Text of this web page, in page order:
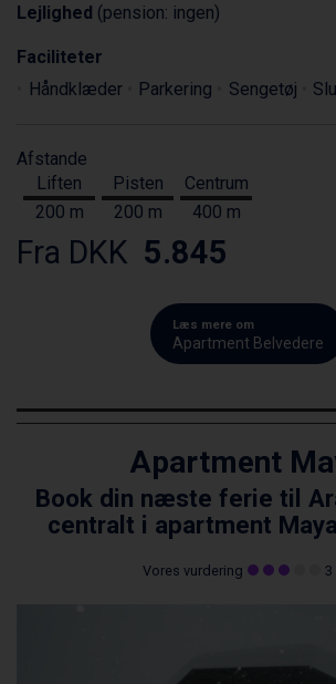
Lejlighed (pension: ingen)
Faciliteter
Håndklæder
Parkering Sengetøj
Afstande
Liften
200 m
Pisten
200 m
Centrum
400 m
Fra DKK 5.845
Læs mere om
Apartment Belvedere
Apartment
Book din næste ferie til
centralt i apartment Maya
Vores vurdering 3